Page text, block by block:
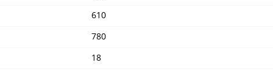
610
780
18